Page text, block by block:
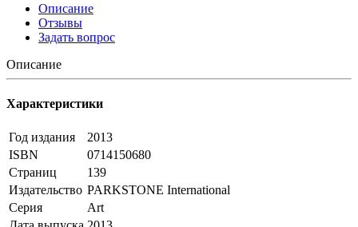
Описание
Отзывы
Задать вопрос
Описание
Характеристики
Год издания
2013
ISBN
0714150680
Страниц
139
Издательство PARKSTONE International
Серия
Art